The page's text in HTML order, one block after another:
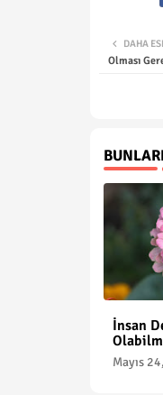
DAHA
Olması
İnsan
Mayıs